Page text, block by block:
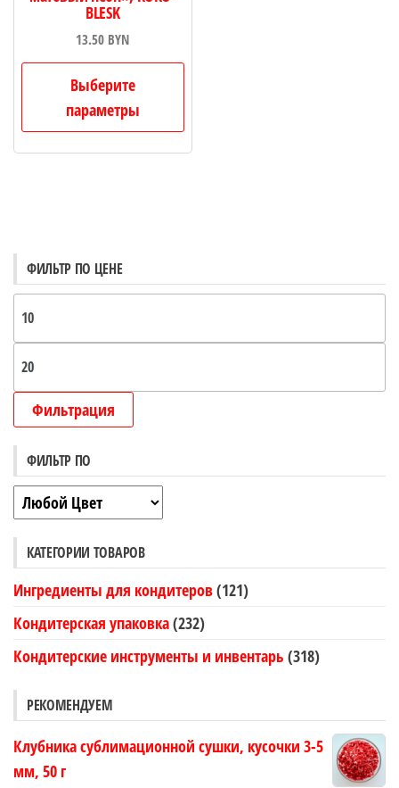
BLESK
13.50 BYN
Выберите
параметры
Этот
странице
ФИЛЬТР ПО ЦЕНЕ
Фильтрация
ФИЛЬТР ПО
КАТЕГОРИИ ТОВАРОВ
Ингредиенты для кондитеров(121)
Кондитерская упаковка(232)
Кондитерские инструменты и инвентарь (318)
РЕКОМЕНДУЕМ
Клубника сублимационной сушки, кусочки 3-5
мм, 50 г